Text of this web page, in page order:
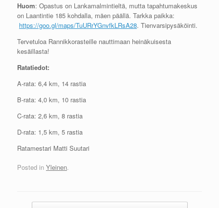
Huom: Opastus on Lankamalmintieltä, mutta tapahtumakeskus
on Laantintie 185 kohdalla, mäen päällä. Tarkka paikka:
https://goo.gl/maps/TuURrYGnvfkLRsA28. Tienvarsipysäköinti.
Tervetuloa Rannikkorasteille nauttimaan heinäkuisesta
kesäillasta!
Ratatiedot:
A-rata: 6,4 km, 14 rastia
B-rata: 4,0 km, 10 rastia
C-rata: 2,6 km, 8 rastia
D-rata: 1,5 km, 5 rastia
Ratamestari Matti Suutari
Posted in Yleinen.